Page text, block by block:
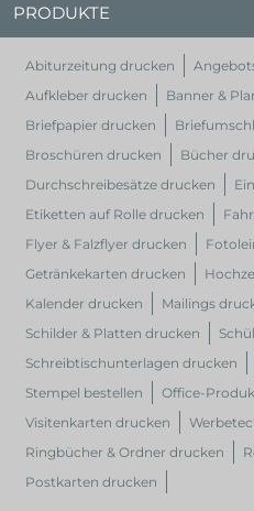
PRODUKTE
Abiturzeitung drucken
Aufkleber drucken
Banner &
Briefpapier drucken
Broschüren drucken
Bücher
Durchschreibesätze drucken
Etiketten auf Rolle drucken
Flyer & Falzflyer drucken
Getränkekarten drucken
Kalender drucken
Mailings
Schilder & Platten drucken
Schreibtischunterlagen drucken
Stempel bestellen
Office-
Visitenkarten drucken
Ringbücher & Ordner drucken
Postkarten drucken